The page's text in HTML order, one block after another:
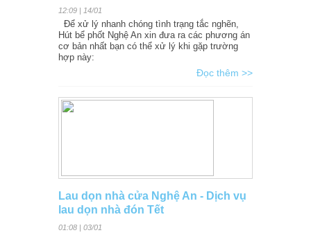
12:09 | 14/01
Để xử lý nhanh chóng tình trạng tắc nghẽn,
Hút bể phốt Nghệ An xin đưa ra các phương án
cơ bản nhất bạn có thể xử lý khi gặp trường
hợp này:
Đọc thêm >>
Lau dọn nhà cửa Nghệ An - Dịch vụ
lau dọn nhà đón Tết
01:08 | 03/01